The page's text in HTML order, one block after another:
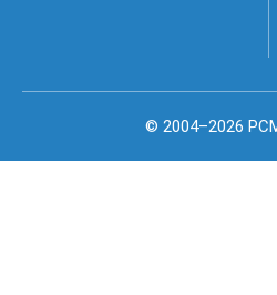
© 2004–2026